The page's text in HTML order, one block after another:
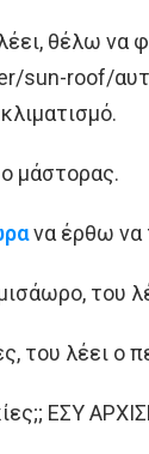
θέλω να
sun-roof/
μάστορας.
να έρθω να
του
του λέει ο
ΕΣΥ